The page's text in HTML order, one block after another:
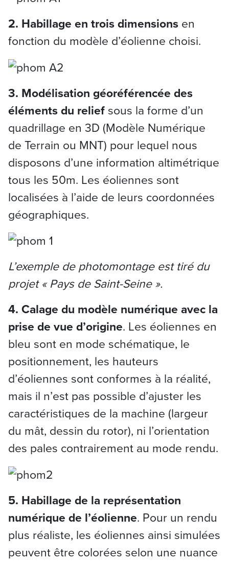
2. Habillage en trois dimensions en
fonction du modèle d’éolienne choisi.
3. Modélisation géoréférencée des
éléments du relief sous la forme d’un
quadrillage en 3D (Modèle Numérique
de Terrain ou MNT) pour lequel nous
disposons d’une information altimétrique
tous les 50m. Les éoliennes sont
localisées à l’aide de leurs coordonnées
géographiques.
L’exemple de photomontage est tiré du
projet « Pays de Saint-Seine ».
4. Calage du modèle numérique avec la
prise de vue d’origine. Les éoliennes en
bleu sont en mode schématique, le
positionnement, les hauteurs
d’éoliennes sont conformes à la réalité,
mais il n’est pas possible d’ajuster les
caractéristiques de la machine (largeur
du mât, dessin du rotor), ni l’orientation
des pales contrairement au mode rendu.
5. Habillage de la représentation
numérique de l’éolienne. Pour un rendu
plus réaliste, les éoliennes ainsi simulées
peuvent être colorées selon une nuance